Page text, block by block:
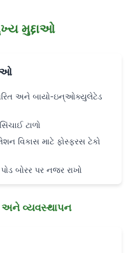
મુદ્દાઓ
અને બાયો-ઇન્ઓક્યુલેટેડ
ટાળો
વિકાસ માટે ફોસ્ફરસ ટેકો
બોરર પર નજર રાખો
અને વ્યવસ્થાપન